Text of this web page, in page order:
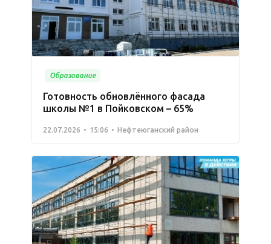
Образование
Готовность обновлённого фасада
школы №1 в Пойковском – 65%
22.07.2026 15:06 Нефтеюганский район